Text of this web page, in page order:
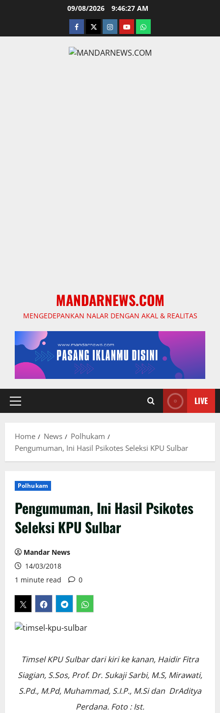
09/08/2026 9:46:28 AM
facebooktwitterinstagram.com
youtubewhatsapp
MANDARNEWS.COM
MENGEDEPANKAN NALAR DENGAN AKAL & REALITAS
Primary
LIVE
Home News
Polhukam
Pengumuman, Ini Hasil Psikotes Seleksi KPU Sulbar
Polhukam
Pengumuman, Ini Hasil Psikotes
Seleksi KPU Sulbar
Mandar News
14/03/2018
1 minute read
0
Timsel KPU Sulbar dari kiri ke kanan, Haidir Fitra
Siagian, S.Sos, Prof. Dr. Sukaji Sarbi, M.S, Mirawati,
S.Pd., M.Pd, Muhammad, S.I.P., M.Si dan DrAditya
Perdana. Foto : Ist.